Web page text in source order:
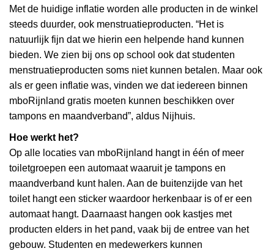
Met de huidige inflatie worden alle producten in de winkel
steeds duurder, ook menstruatieproducten. “Het is
natuurlijk fijn dat we hierin een helpende hand kunnen
bieden. We zien bij ons op school ook dat studenten
menstruatieproducten soms niet kunnen betalen. Maar ook
als er geen inflatie was, vinden we dat iedereen binnen
mboRijnland gratis moeten kunnen beschikken over
tampons en maandverband”, aldus Nijhuis.
Hoe werkt het?
Op alle locaties van mboRijnland hangt in één of meer
toiletgroepen een automaat waaruit je tampons en
maandverband kunt halen. Aan de buitenzijde van het
toilet hangt een sticker waardoor herkenbaar is of er een
automaat hangt. Daarnaast hangen ook kastjes met
producten elders in het pand, vaak bij de entree van het
gebouw. Studenten en medewerkers kunnen